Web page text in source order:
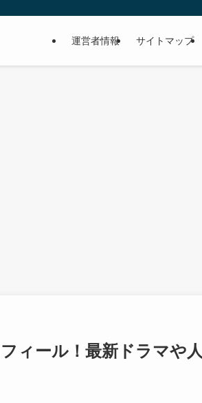
運営者情報 サイトマップ
ィール！最新ドラマや人